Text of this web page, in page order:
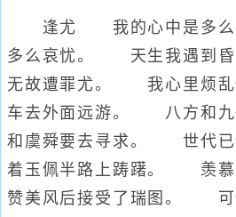
逢尤 我的心中是多么悲
多么哀忧。 天生我遇到昏
无故遭罪尤。 我心里烦乱
车去外面远游。 八方和九
和虞舜要去寻求。 世代已
着玉佩半路上踌躇。 羡慕
赞美风后接受了瑞图。 可